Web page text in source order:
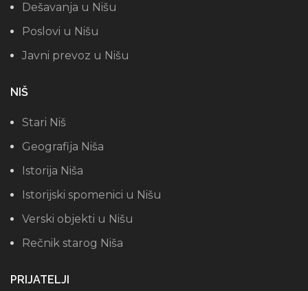
Dešavanja u Nišu
Poslovi u Nišu
Javni prevoz u Nišu
NIŠ
Stari Niš
Geografija Niša
Istorija Niša
Istorijski spomenici u Nišu
Verski objekti u Nišu
Rečnik starog Niša
PRIJATELJI